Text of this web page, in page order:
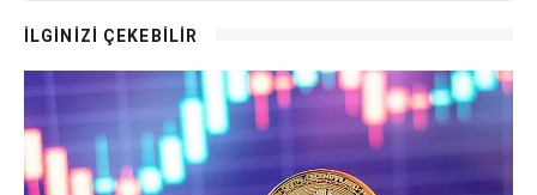
İLGİNİZİ ÇEKEBİLİR